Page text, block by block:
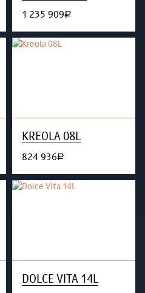
1 235 909руб.
KREOLA 08L
824 936руб.
DOLCE VITA 14L